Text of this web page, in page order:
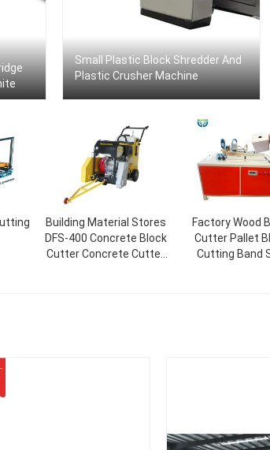
Small Plastic Block Shredder And
Plastic Crusher Machine
Building Material Stores
DFS-400 Concrete Block
Cutter Concrete Cutter
Factory Wood
Cutter Pallet
Cutting Band